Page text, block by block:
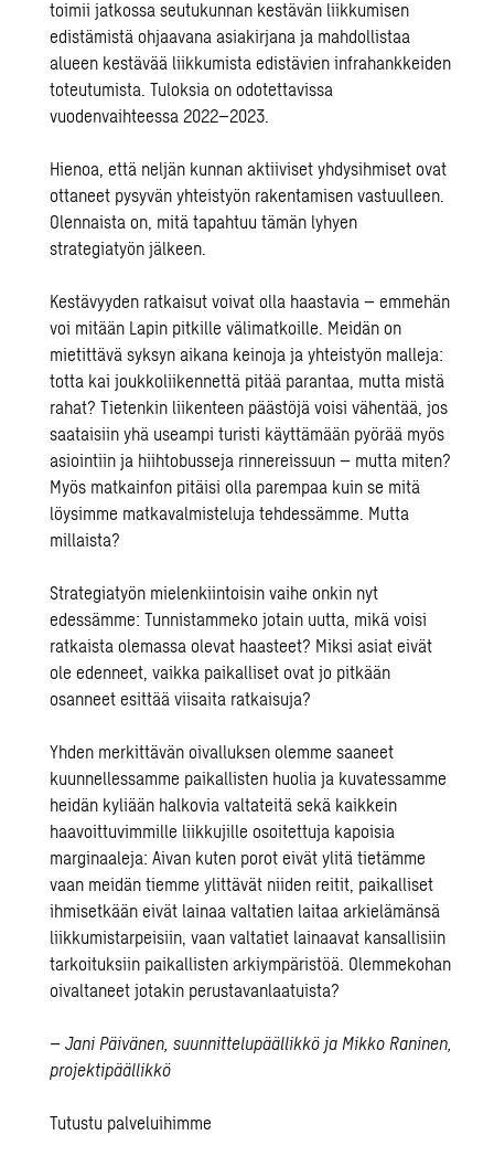
toimii jatkossa seutukunnan kestävän liikkumisen
edistämistä ohjaavana asiakirjana ja mahdollistaa
alueen kestävää liikkumista edistävien infrahankkeiden
toteutumista. Tuloksia on odotettavissa
vuodenvaihteessa 2022–2023.
Hienoa, että neljän kunnan aktiiviset yhdysihmiset ovat
ottaneet pysyvän yhteistyön rakentamisen vastuulleen.
Olennaista on, mitä tapahtuu tämän lyhyen
strategiatyön jälkeen.
Kestävyyden ratkaisut voivat olla haastavia – emmehän
voi mitään Lapin pitkille välimatkoille. Meidän on
mietittävä syksyn aikana keinoja ja yhteistyön malleja:
totta kai joukkoliikennettä pitää parantaa, mutta mistä
rahat? Tietenkin liikenteen päästöjä voisi vähentää, jos
saataisiin yhä useampi turisti käyttämään pyörää myös
asiointiin ja hiihtobusseja rinnereissuun – mutta miten?
Myös matkainfon pitäisi olla parempaa kuin se mitä
löysimme matkavalmisteluja tehdessämme. Mutta
millaista?
Strategiatyön mielenkiintoisin vaihe onkin nyt
edessämme: Tunnistammeko jotain uutta, mikä voisi
ratkaista olemassa olevat haasteet? Miksi asiat eivät
ole edenneet, vaikka paikalliset ovat jo pitkään
osanneet esittää viisaita ratkaisuja?
Yhden merkittävän oivalluksen olemme saaneet
kuunnellessamme paikallisten huolia ja kuvatessamme
heidän kyliään halkovia valtateitä sekä kaikkein
haavoittuvimmille liikkujille osoitettuja kapoisia
marginaaleja: Aivan kuten porot eivät ylitä tietämme
vaan meidän tiemme ylittävät niiden reitit, paikalliset
ihmisetkään eivät lainaa valtatien laitaa arkielämänsä
liikkumistarpeisiin, vaan valtatiet lainaavat kansallisiin
tarkoituksiin paikallisten arkiympäristöä. Olemmekohan
oivaltaneet jotakin perustavanlaatuista?
–Jani Päivänen, suunnittelupäällikkö ja Mikko Raninen,
projektipäällikkö
Tutustu palveluihimme